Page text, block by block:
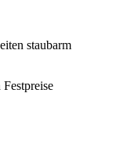
staubarm